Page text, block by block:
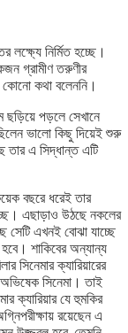
লক্ষ্যে নির্মিত হচ্ছে।
গ্রামীণ তরুণীর
কোনো কথা বলেননি।
ছড়িয়ে পড়লে সেখানে
ভালো কিছু দিয়েই শুরু
এ সিদ্ধান্ত এটি
বছরে ধরেই তার
এছাড়াও উঠছে নকলের
সেটি এখনই বোঝা যাচ্ছে
শাকিবের অন্যান্য
সিনেমার ক্যারিয়ারের
সিনেমা। তাই
ক্যারিয়ার যে হুমকির
রয়েছেন এ